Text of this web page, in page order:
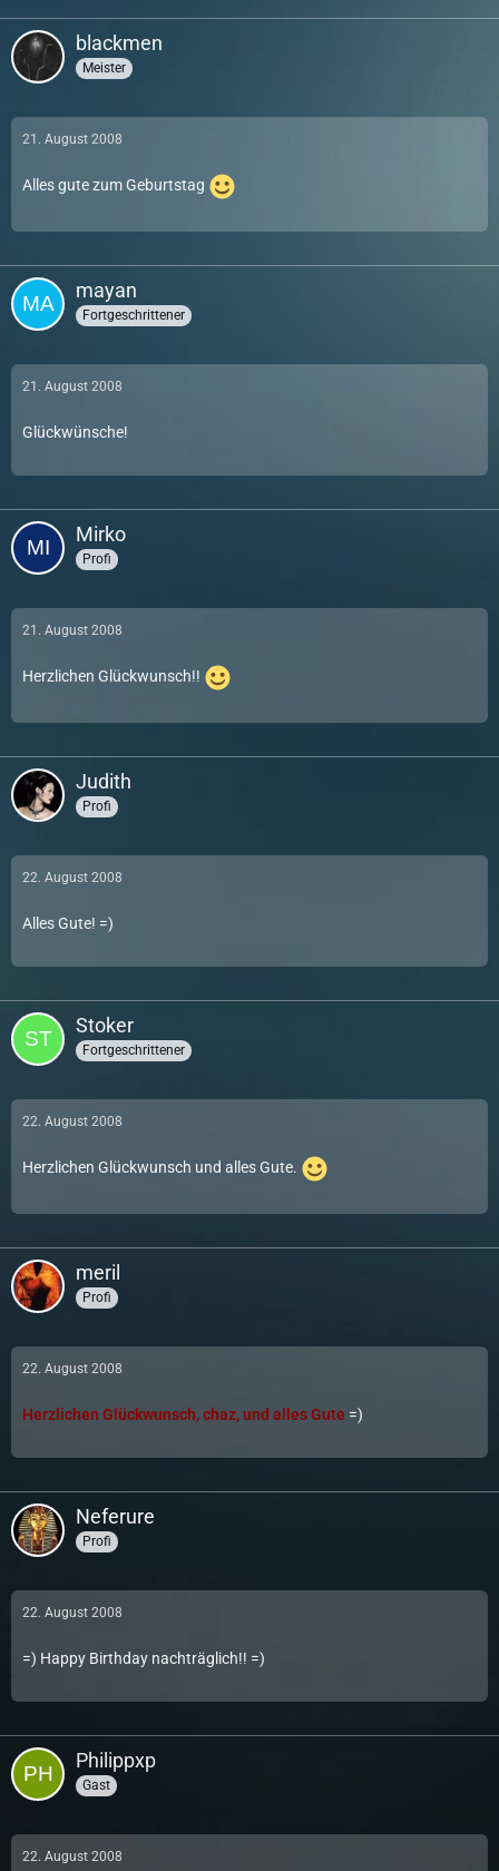
blackmen
Meister
21. August 2008
Alles gute zum Geburtstag
mayan
Fortgeschrittener
21. August 2008
Glückwünsche!
Mirko
Profi
21. August 2008
Herzlichen Glückwunsch!!
Judith
Profi
22. August 2008
Alles Gute! =)
Stoker
Fortgeschrittener
22. August 2008
Herzlichen Glückwunsch und alles Gute.
meril
Profi
22. August 2008
Herzlichen Glückwunsch, chaz, und alles Gute =)
Neferure
Profi
22. August 2008
=) Happy Birthday nachträglich!! =)
Philippxp
Gast
22. August 2008